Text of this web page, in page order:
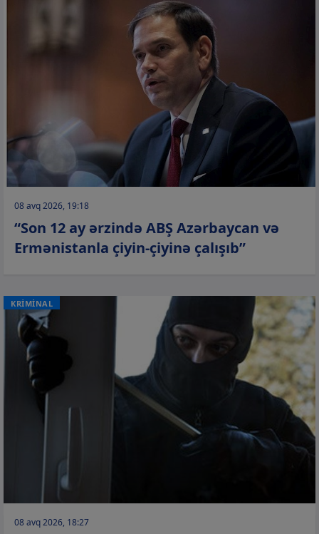
08 avq 2026, 19:18
“Son 12 ay ərzində ABŞ Azərbaycan və
Ermənistanla çiyin-çiyinə çalışıb”
KRİMİNAL
08 avq 2026, 18:27